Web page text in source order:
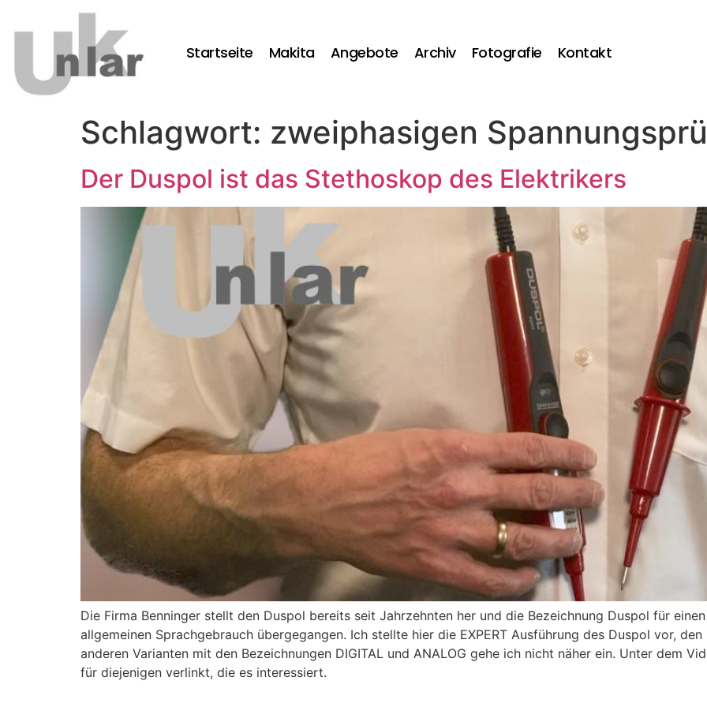
Startseite Makita Angebote Archiv Fotografie Kontakt
Schlagwort: zweiphasigen
Der Duspol ist das Stethoskop des Elektrikers
Die Firma Benninger stellt den Duspol bereits seit Jahrzehnten her und die Bezeichnung Duspol für
allgemeinen Sprachgebrauch übergegangen. Ich stellte hier die EXPERT Ausführung des Duspol vor,
anderen Varianten mit den Bezeichnungen DIGITAL und ANALOG gehe ich nicht näher ein. Unter dem
für diejenigen verlinkt, die es interessiert.